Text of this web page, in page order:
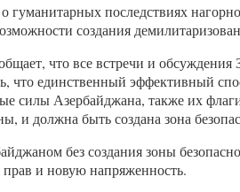
последствиях
создания
что все встречи и
что единственный эффективный
силы Азербайджана, также их
должна быть создана зона
без создания зоны
и новую напряженность.